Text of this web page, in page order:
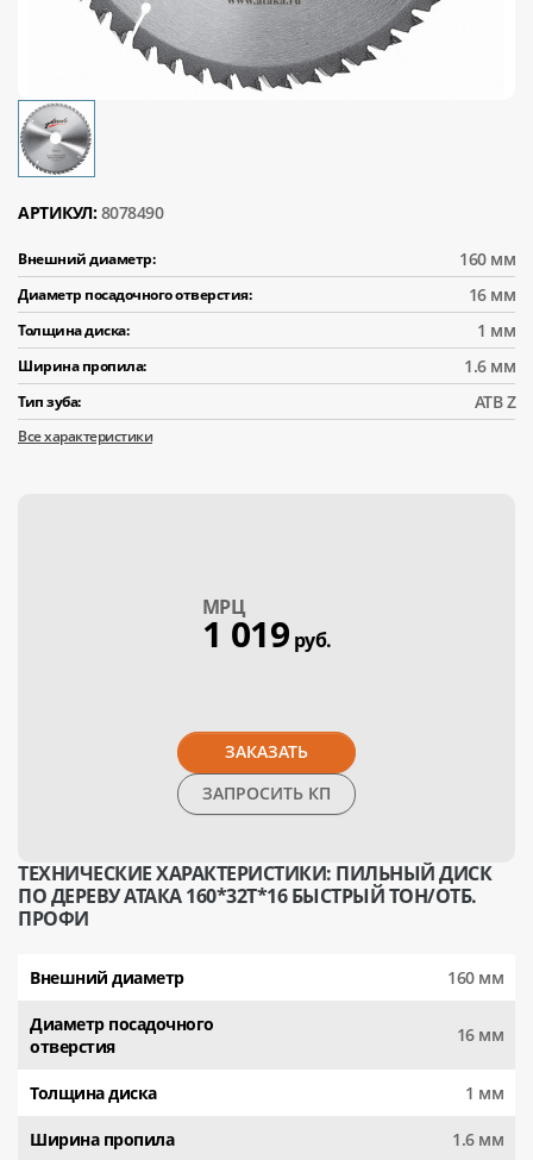
АРТИКУЛ: 8078490
Внешний диаметр: 160 мм
Диаметр посадочного отверстия: 16 мм
Толщина диска: 1 мм
Ширина пропила: 1.6 мм
Тип зуба: АТВ Z
Все характеристики
МPЦ
1 019 руб.
ЗАКАЗАТЬ
ЗАПРОСИТЬ КП
ТЕХНИЧЕСКИЕ ХАРАКТЕРИСТИКИ: ПИЛЬНЫЙ ДИСК
ПО ДЕРЕВУ АТАКА 160*32T*16 БЫСТРЫЙ ТОН/ОТБ.
ПРОФИ
Внешний диаметр 160 мм
Диаметр посадочного
отверстия
16 мм
Толщина диска 1 мм
Ширина пропила 1.6 мм